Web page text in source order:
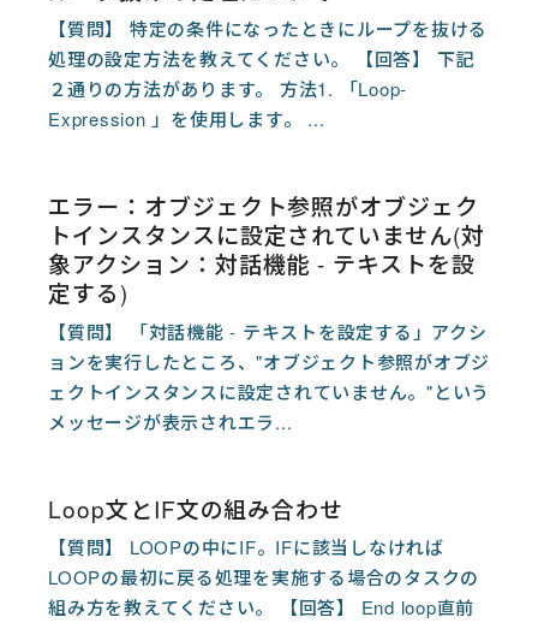
【質問】 特定の条件になったときにループを抜ける
処理の設定方法を教えてください。 【回答】 下記
２通りの方法があります。 方法1. 「Loop-
Expression 」を使用します。 ...
エラー：オブジェクト参照がオブジェク
トインスタンスに設定されていません(対
象アクション：対話機能 - テキストを設
定する)
【質問】 「対話機能 - テキストを設定する」アクシ
ョンを実行したところ、"オブジェクト参照がオブジ
ェクトインスタンスに設定されていません。"という
メッセージが表示されエラ...
Loop文とIF文の組み合わせ
【質問】 LOOPの中にIF。IFに該当しなければ
LOOPの最初に戻る処理を実施する場合のタスクの
組み方を教えてください。 【回答】 End loop直前